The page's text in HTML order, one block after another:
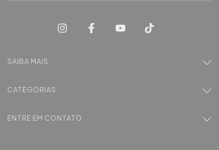
SAIBA MAIS
CATEGORIAS
ENTRE EM CONTATO